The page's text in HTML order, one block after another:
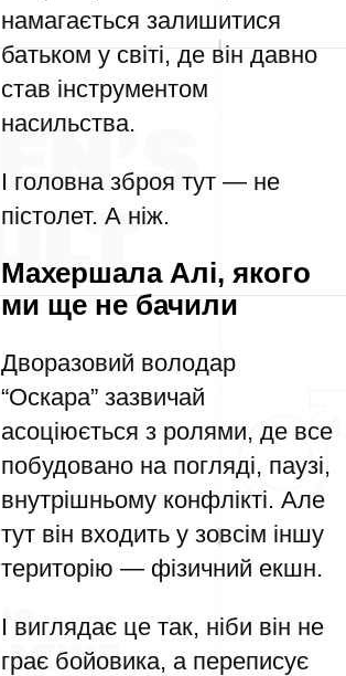
намагається залишитися
батьком у світі, де він давно
став інструментом
насильства.
І головна зброя тут — не
пістолет. А ніж.
Махершала Алі, якого
ми ще не бачили
Дворазовий володар
“Оскара” зазвичай
асоціюється з ролями, де все
побудовано на погляді, паузі,
внутрішньому конфлікті. Але
тут він входить у зовсім іншу
територію — фізичний екшн.
І виглядає це так, ніби він не
грає бойовика, а переписує